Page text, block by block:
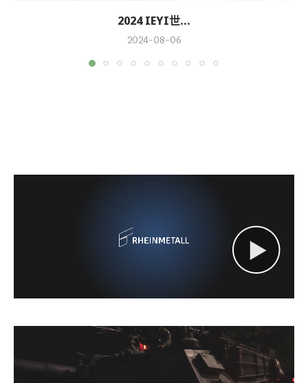
2024 IEYI世...
2024-08-06